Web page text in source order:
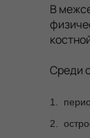
В
Среди